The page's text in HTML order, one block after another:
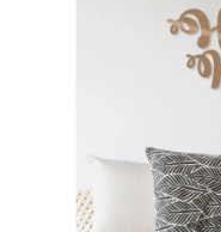
KOUPELNA A WC
CHOVATELSKÉ POTŘEBY
DOPLŇKY A DEKORACE